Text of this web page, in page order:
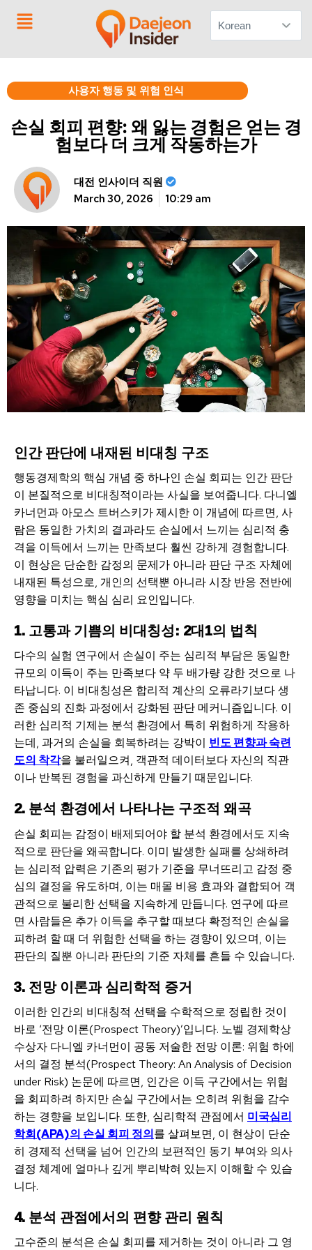
사용자 행동 및 위험 인식
손실 회피 편향: 왜 잃는 경험은 얻는 경
험보다 더 크게 작동하는가
대전 인사이더 직원
March 30, 2026 10:29 am
인간 판단에 내재된 비대칭 구조
행동경제학의 핵심 개념 중 하나인 손실 회피는 인간 판단
이 본질적으로 비대칭적이라는 사실을 보여줍니다. 다니엘
카너먼과 아모스 트버스키가 제시한 이 개념에 따르면, 사
람은 동일한 가치의 결과라도 손실에서 느끼는 심리적 충
격을 이득에서 느끼는 만족보다 훨씬 강하게 경험합니다.
이 현상은 단순한 감정의 문제가 아니라 판단 구조 자체에
내재된 특성으로, 개인의 선택뿐 아니라 시장 반응 전반에
영향을 미치는 핵심 심리 요인입니다.
1. 고통과 기쁨의 비대칭성: 2대1의 법칙
다수의 실험 연구에서 손실이 주는 심리적 부담은 동일한
규모의 이득이 주는 만족보다 약 두 배가량 강한 것으로 나
타납니다. 이 비대칭성은 합리적 계산의 오류라기보다 생
존 중심의 진화 과정에서 강화된 판단 메커니즘입니다. 이
러한 심리적 기제는 분석 환경에서 특히 위험하게 작용하
는데, 과거의 손실을 회복하려는 강박이 빈도 편향과 숙련
도의 착각을 불러일으켜, 객관적 데이터보다 자신의 직관
이나 반복된 경험을 과신하게 만들기 때문입니다.
2. 분석 환경에서 나타나는 구조적 왜곡
손실 회피는 감정이 배제되어야 할 분석 환경에서도 지속
적으로 판단을 왜곡합니다. 이미 발생한 실패를 상쇄하려
는 심리적 압력은 기존의 평가 기준을 무너뜨리고 감정 중
심의 결정을 유도하며, 이는 매몰 비용 효과와 결합되어 객
관적으로 불리한 선택을 지속하게 만듭니다. 연구에 따르
면 사람들은 추가 이득을 추구할 때보다 확정적인 손실을
피하려 할 때 더 위험한 선택을 하는 경향이 있으며, 이는
판단의 질뿐 아니라 판단의 기준 자체를 흔들 수 있습니다.
3. 전망 이론과 심리학적 증거
이러한 인간의 비대칭적 선택을 수학적으로 정립한 것이
바로 ‘전망 이론(Prospect Theory)’입니다. 노벨 경제학상
수상자 다니엘 카너먼이 공동 저술한 전망 이론: 위험 하에
서의 결정 분석(Prospect Theory: An Analysis of Decision
under Risk) 논문에 따르면, 인간은 이득 구간에서는 위험
을 회피하려 하지만 손실 구간에서는 오히려 위험을 감수
하는 경향을 보입니다. 또한, 심리학적 관점에서 미국심리
학회(APA)의 손실 회피 정의를 살펴보면, 이 현상이 단순
히 경제적 선택을 넘어 인간의 보편적인 동기 부여와 의사
결정 체계에 얼마나 깊게 뿌리박혀 있는지 이해할 수 있습
니다.
4. 분석 관점에서의 편향 관리 원칙
고수준의 분석은 손실 회피를 제거하는 것이 아니라 그 영